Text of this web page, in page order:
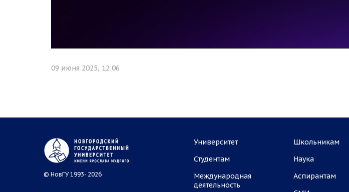
09 июня 2025, 12:06
© НовГУ 1993- 2026
Университет
Студентам
Международная
деятельность
Школьникам
Наука
Аспирантам